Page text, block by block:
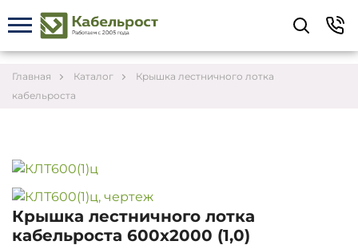
Главная Каталог
Крышка лестничного лотка
кабельроста
Крышка лестничного лотка
кабельроста 600х2000 (1,0)
Укажите контакты для связи и требования к
заказу – предложим лучшие варианты по цене,
согласуем сроки и подберём доставку.